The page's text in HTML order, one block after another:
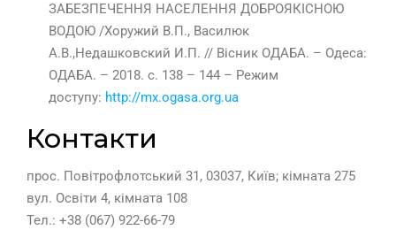
ЗАБЕЗПЕЧЕННЯ НАСЕЛЕННЯ ДОБРОЯКІСНОЮ
ВОДОЮ /Хоружий В.П., Василюк
А.В.,Недашковский И.П. // Вісник ОДАБА. – Одеса:
ОДАБА. – 2018. с. 138 – 144 – Режим
доступу: http://mx.ogasa.org.ua
Контакти
прос. Повітрофлотський 31, 03037, Київ; кімната 275
вул. Освіти 4, кімната 108
Тел.: +38 (067) 922-66-79